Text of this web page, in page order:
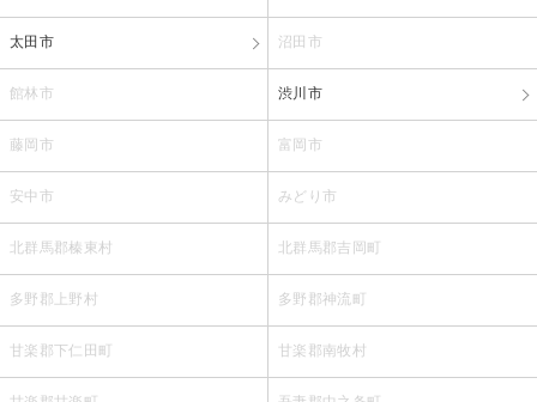
太田市 沼田市
館林市 渋川市
藤岡市 富岡市
安中市 みどり市
北群馬郡榛東村 北群馬郡吉岡町
多野郡上野村 多野郡神流町
甘楽郡下仁田町 甘楽郡南牧村